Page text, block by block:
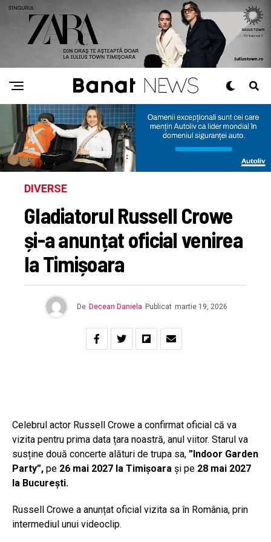
DIVERSE
Gladiatorul Russell Crowe
și-a anunțat oficial venirea
la Timișoara
De Decean Daniela Publicat martie 19, 2026
Celebrul actor Russell Crowe a confirmat oficial că va
vizita pentru prima data țara noastră, anul viitor. Starul va
susține două concerte alături de trupa sa, ”Indoor Garden
Party”, pe 26 mai 2027 la Timișoara și pe 28 mai 2027
la București.
Russell Crowe a anunțat oficial vizita sa în România, prin
intermediul unui videoclip.